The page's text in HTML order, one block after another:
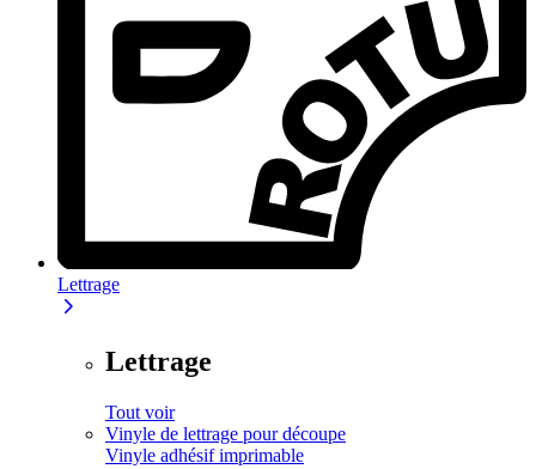
Lettrage
Lettrage
Tout voir
Vinyle de lettrage pour découpe
Vinyle adhésif imprimable